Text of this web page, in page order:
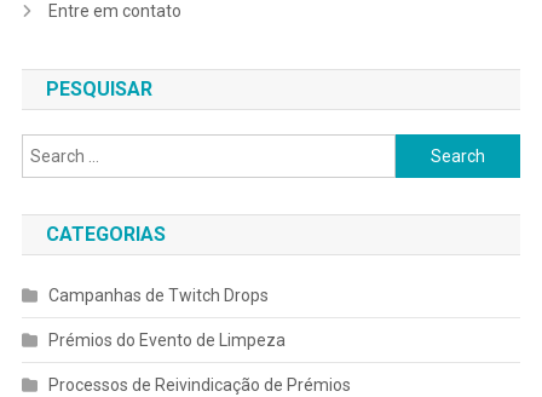
Entre em contato
PESQUISAR
Search
for:
CATEGORIAS
Campanhas de Twitch Drops
Prémios do Evento de Limpeza
Processos de Reivindicação de Prémios